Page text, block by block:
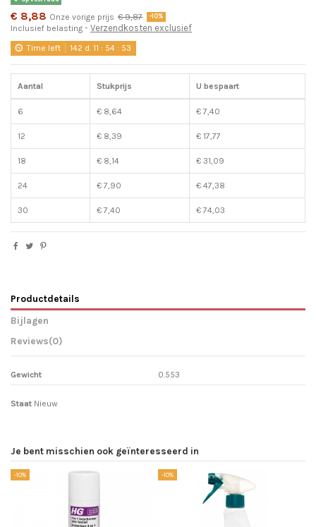
€ 8,88 Onze vorige prijs € 9,87 -10%
Inclusief belasting Verzendkosten exclusief
Time left 142 d. 11 : 54 : 53
Aantal Stukprijs U bespaart
6 € 8,64 € 7,40
12 € 8,39 € 17,77
18 € 8,14 € 31,09
24 € 7,90 € 47,38
30 € 7,40 € 74,03
Productdetails
Bijlagen
Reviews(0)
Gewicht 0.553
Staat Nieuw
Je bent misschien ook geïnteresseerd in
-10% -10%